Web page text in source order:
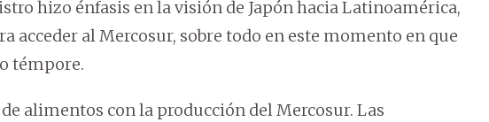
hizo énfasis en la visión de Japón hacia Latinoamérica,
acceder al Mercosur, sobre todo en este momento en que
témpore.
alimentos con la producción del Mercosur. Las